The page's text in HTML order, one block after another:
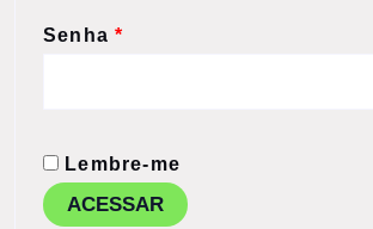
Senha*
Lembre-me
ACESSAR